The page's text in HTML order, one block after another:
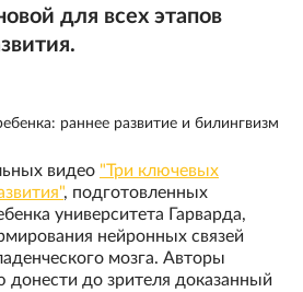
для всех этапов
раннее развитие и билингвизм
видео "Три ключевых
, подготовленных
университета Гарварда,
нейронных связей
мозга. Авторы
донести до зрителя доказанный